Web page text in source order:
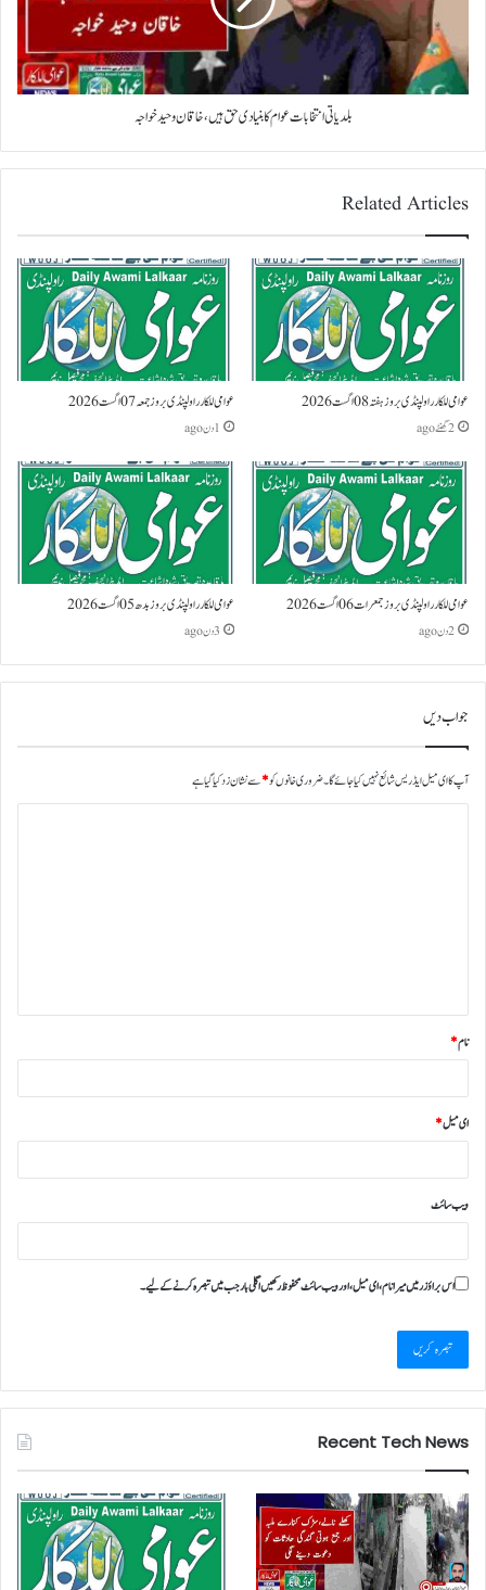
بلدیاتی انتخابات عوام کا بنیادی حق ہیں، خاقان وحید خواجہ
Related Articles
عوامی للکار راولپنڈی بروز ہفتہ 08 اگست 2026
2 گھنٹے ago
عوامی للکار راولپنڈی بروز جمعہ 07 اگست 2026
1 دن ago
عوامی للکار راولپنڈی بروز جمعرات 06 اگست 2026
2 دن ago
عوامی للکار راولپنڈی بروز بدھ 05 اگست 2026
3 دن ago
جواب دیں
آپ کا ای میل ایڈریس شائع نہیں کیا جائے گا۔ضروری خانوں کو*سے نشان زد کیا گیا ہے
نام*
ای میل*
ویب‌ سائٹ
اس براؤزر میں میرا نام، ای میل، اور ویب سائٹ محفوظ رکھیں اگلی بار جب میں تبصرہ کرنے کےلیے۔
Recent Tech News